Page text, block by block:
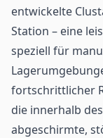
entwickelte
Station – eine
speziell für
fortschrittlicher
die innerhalb
abgeschirmte,